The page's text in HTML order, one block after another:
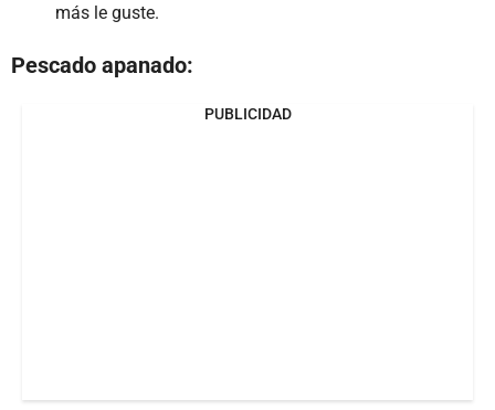
más le guste.
Pescado apanado:
PUBLICIDAD